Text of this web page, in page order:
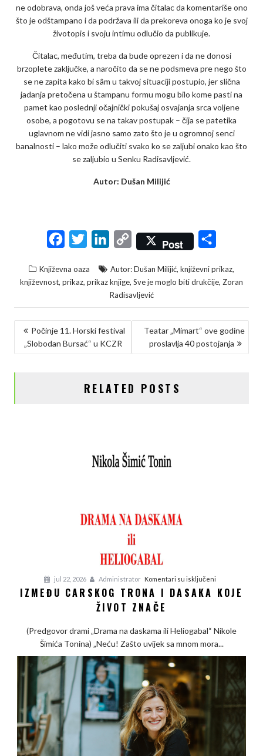
ne odobrava, onda još veća prava ima čitalac da komentariše ono
što je odštampano i da podržava ili da prekoreva onoga ko je svoj
životopis i svoju intimu odlučio da publikuje.
Čitalac, međutim, treba da bude oprezen i da ne donosi
brzoplete zaključke, a naročito da se ne podsmeva pre nego što
se ne zapita kako bi sâm u takvoj situaciji postupio, jer slična
jadanja pretočena u štampanu formu mogu bilo kome pasti na
pamet kao poslednji očajnički pokušaj osvajanja srca voljene
osobe, a pogotovu se na takav postupak – čija se patetika
uglavnom ne vidi jasno samo zato što je u ogromnoj senci
banalnosti – lako može odlučiti svako ko se zaljubi onako kao što
se zaljubio u Senku Radisavljević.
Autor: Dušan Milijić
c
b
o
o
i
t
e
r
n
k
e
d
I
C
p
y
L
Post
a
e
Književna oaza Autor: Dušan Milijić, književni prikaz,
književnost, prikaz, prikaz knjige, Sve je moglo biti drukčije, Zoran
Radisavljević
KRETANJE
ČLANKA
Počinje 11. Horski festival
„Slobodan Bursać“ u KCZR
Teatar „Mimart“ ove godine
proslavlja 40 postojanja
RELATED POSTS
jul 22, 2026 Administrator Komentari su isključenina
Između
i
dasaka
koje
znače
IZMEĐU CARSKOG TRONA I DASAKA KOJE
ŽIVOT ZNAČE
(Predgovor drami „Drama na daskama ili Heliogabal“ Nikole
Šimića Tonina) „Neću! Zašto uvijek sa mnom mora...